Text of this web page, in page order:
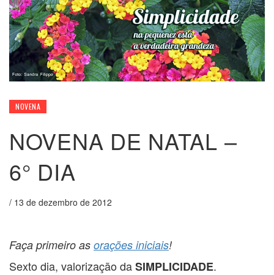
NOVENA
NOVENA DE NATAL –
6° DIA
/ 13 de dezembro de 2012
Faça primeiro as orações iniciais!
Sexto dia, valorização daSIMPLICIDADE.